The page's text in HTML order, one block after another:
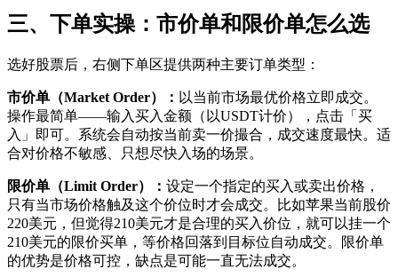
三、下单实操：市价单和限价单怎么选
选好股票后，右侧下单区提供两种主要订单类型：
市价单（Market Order）： 以当前市场最优价格立即成交。
操作最简单——输入买入金额（以USDT计价），点击「买
入」即可。系统会自动按当前卖一价撮合，成交速度最快。适
合对价格不敏感、只想尽快入场的场景。
限价单（Limit Order）： 设定一个指定的买入或卖出价格，
只有当市场价格触及这个价位时才会成交。比如苹果当前股价
220美元，但觉得210美元才是合理的买入价位，就可以挂一个
210美元的限价买单，等价格回落到目标位自动成交。限价单
的优势是价格可控，缺点是可能一直无法成交。